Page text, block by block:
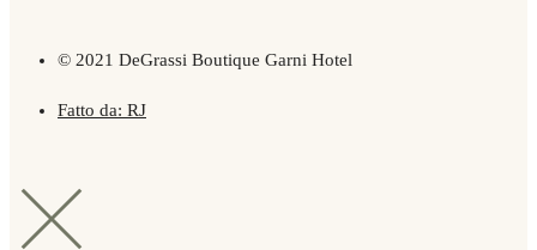
© 2021 DeGrassi Boutique Garni Hotel
Fatto da: RJ